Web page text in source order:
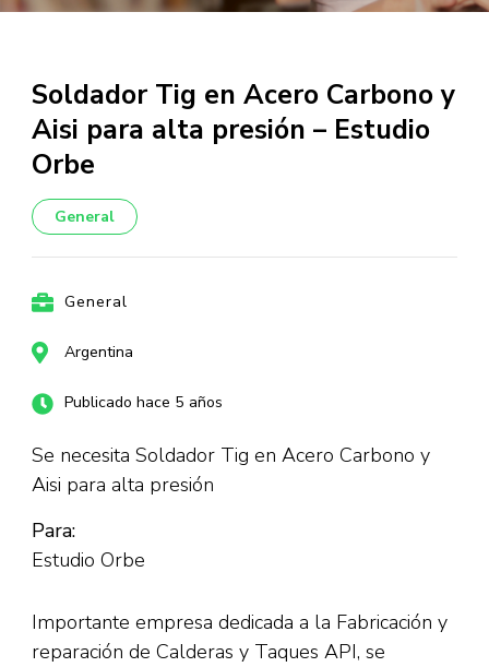
Soldador Tig en Acero Carbono y
Aisi para alta presión – Estudio
Orbe
General
General
Argentina
Publicado hace 5 años
Se necesita Soldador Tig en Acero Carbono y
Aisi para alta presión
Para:
Estudio Orbe
Importante empresa dedicada a la Fabricación y
reparación de Calderas y Taques API, se